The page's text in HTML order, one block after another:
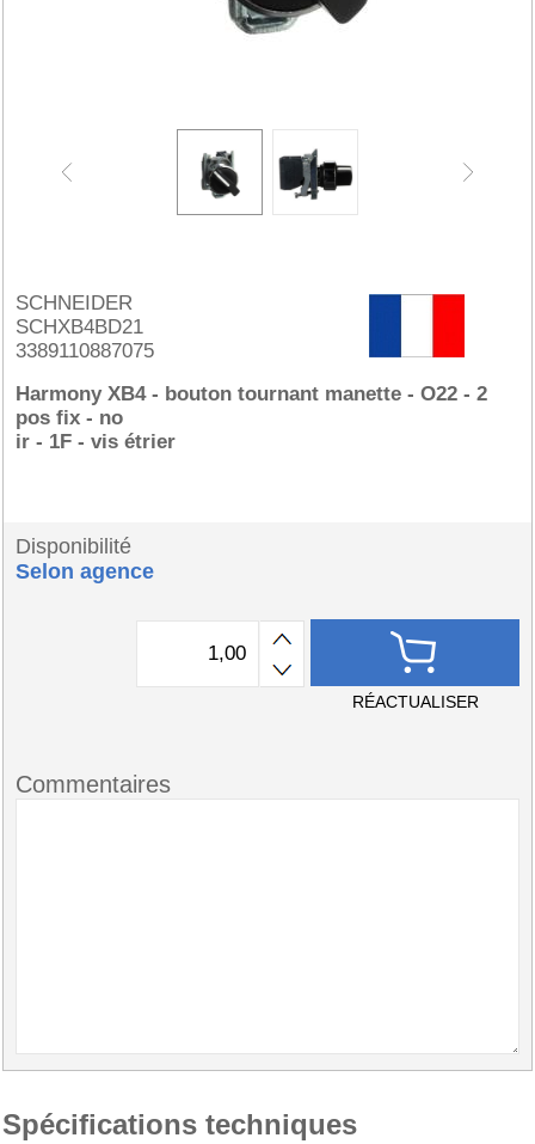
SCHNEIDER
SCHXB4BD21
3389110887075
Harmony XB4 - bouton tournant manette - O22 - 2
pos fix - no
ir - 1F - vis étrier
Disponibilité
Selon agence
RÉACTUALISER
Commentaires
Spécifications techniques